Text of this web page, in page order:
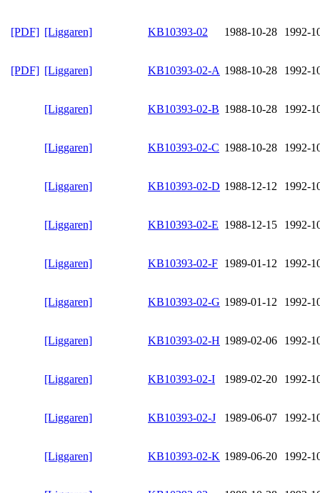
[PDF] [Liggaren] KB10393-02 1988-10-28 1992-
[PDF] [Liggaren] KB10393-02-A 1988-10-28 1992-
[Liggaren] KB10393-02-B 1988-10-28 1992-
[Liggaren] KB10393-02-C 1988-10-28 1992-
[Liggaren] KB10393-02-D 1988-12-12 1992-
[Liggaren] KB10393-02-E 1988-12-15 1992-
[Liggaren] KB10393-02-F 1989-01-12 1992-
[Liggaren] KB10393-02-G 1989-01-12 1992-
[Liggaren] KB10393-02-H 1989-02-06 1992-
[Liggaren] KB10393-02-I 1989-02-20 1992-
[Liggaren] KB10393-02-J 1989-06-07 1992-
[Liggaren] KB10393-02-K 1989-06-20 1992-